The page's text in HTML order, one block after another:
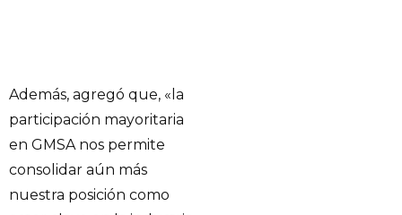
Además, agregó que, «la
participación mayoritaria
en GMSA nos permite
consolidar aún más
nuestra posición como